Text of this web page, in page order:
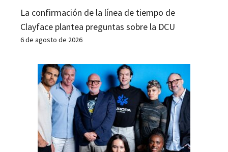
La confirmación de la línea de tiempo de
Clayface plantea preguntas sobre la DCU
6 de agosto de 2026